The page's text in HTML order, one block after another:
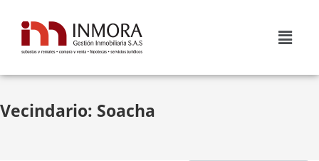
Vecindario: Soacha